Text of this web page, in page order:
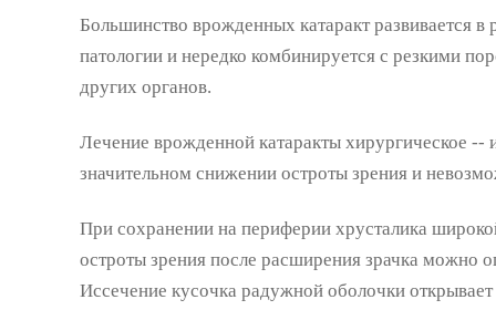
Большинство врожденных катаракт развивается в
патологии и нередко комбинируется с резкими
других органов.
Лечение врожденной катаракты хирургическое --
значительном снижении остроты зрения и
При сохранении на периферии хрусталика
остроты зрения после расширения зрачка можно
Иссечение кусочка радужной оболочки открывает